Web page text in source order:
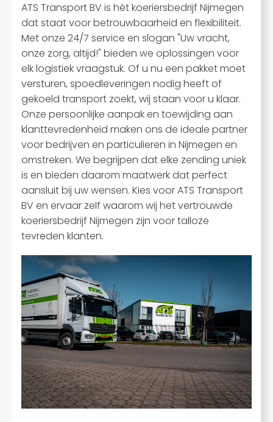
ATS Transport BV is hét koeriersbedrijf Nijmegen
dat staat voor betrouwbaarheid en flexibiliteit.
Met onze 24/7 service en slogan "Uw vracht,
onze zorg, altijd!" bieden we oplossingen voor
elk logistiek vraagstuk. Of u nu een pakket moet
versturen, spoedleveringen nodig heeft of
gekoeld transport zoekt, wij staan voor u klaar.
Onze persoonlijke aanpak en toewijding aan
klanttevredenheid maken ons de ideale partner
voor bedrijven en particulieren in Nijmegen en
omstreken. We begrijpen dat elke zending uniek
is en bieden daarom maatwerk dat perfect
aansluit bij uw wensen. Kies voor ATS Transport
BV en ervaar zelf waarom wij het vertrouwde
koeriersbedrijf Nijmegen zijn voor talloze
tevreden klanten.